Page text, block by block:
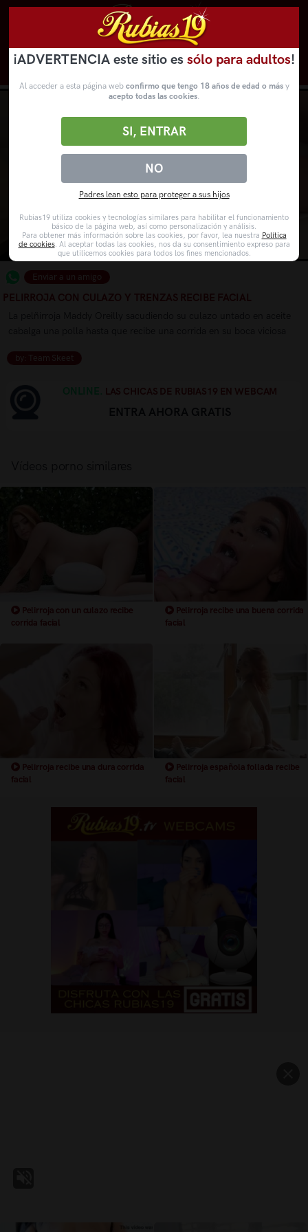
Enviar a un amigo
PELIRROJA CON CULAZO Y TRENZAS RECIBE FACIAL
by: Team Skeet
ONLINE. LAS CHICAS DE RUBIAS19 EN WEBCAM
Pelirroja con un culazo recibe
corrida facial
Pelirroja recibe una buena corrida
facial
Pelirroja recibe una dura corrida
facial
Pelirroja española follada recibe
facial
¡ADVERTENCIA este sitio es sólo para adultos!
Al acceder a esta página web confirmo que tengo 18 años de edad o másy
acepto todas las cookies.
NO
SI, ENTRAR
Padres lean esto para proteger a sus hijos
Rubias19 utiliza cookies y tecnologías similares para habilitar el funcionamiento
básico de la página web, así como personalización y análisis.
Para obtener más información sobre las cookies, por favor, lea nuestra Política
de cookies. Al aceptar todas las cookies, nos da su consentimiento expreso para
que utilicemos cookies para todos los fines mencionados.